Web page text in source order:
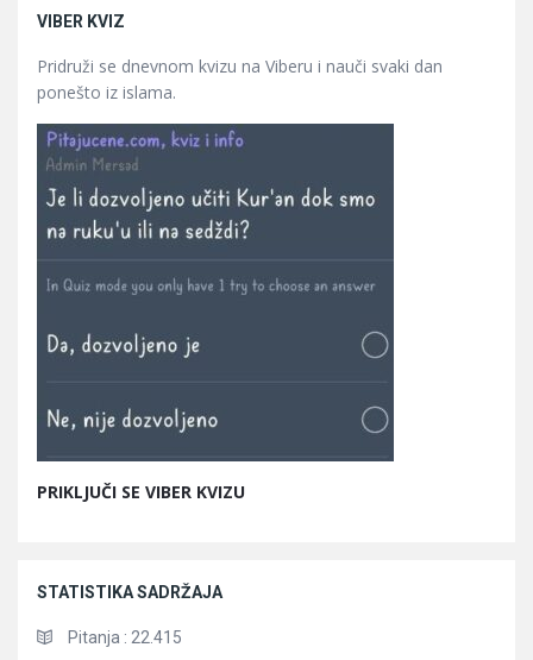
VIBER KVIZ
Pridruži se dnevnom kvizu na Viberu i nauči svaki dan
ponešto iz islama.
PRIKLJUČI SE VIBER KVIZU
STATISTIKA SADRŽAJA
Pitanja : 22.415